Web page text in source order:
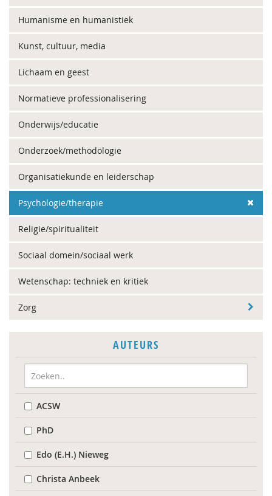
Humanisme en humanistiek
Kunst, cultuur, media
Lichaam en geest
Normatieve professionalisering
Onderwijs/educatie
Onderzoek/methodologie
Organisatiekunde en leiderschap
Psychologie/therapie
Religie/spiritualiteit
Sociaal domein/sociaal werk
Wetenschap: techniek en kritiek
Zorg
AUTEURS
ACSW
PhD
Edo (E.H.) Nieweg
Christa Anbeek